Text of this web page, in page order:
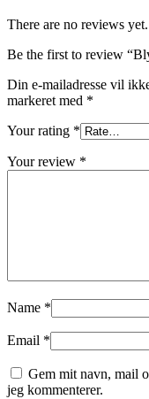
There are no reviews yet.
Be the first to review
Din e-mailadresse vil
markeret med *
Your rating *
Your review *
Name *
Email *
Gem mit navn, mail
jeg kommenterer.